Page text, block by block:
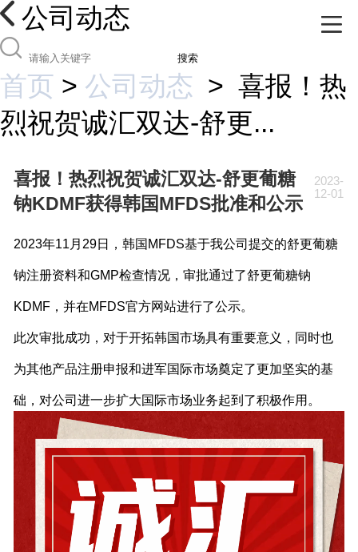
公司动态
搜索
首页 > 公司动态 > 喜报！热
烈祝贺诚汇双达-舒更...
喜报！热烈祝贺诚汇双达-舒更葡糖
钠KDMF获得韩国MFDS批准和公示
2023-
12-01
2023年11月29日，韩国MFDS基于我公司提交的舒更葡糖
钠注册资料和GMP检查情况，审批通过了舒更葡糖钠
KDMF，并在MFDS官方网站进行了公示。
此次审批成功，对于开拓韩国市场具有重要意义，同时也
为其他产品注册申报和进军国际市场奠定了更加坚实的基
础，对公司进一步扩大国际市场业务起到了积极作用。